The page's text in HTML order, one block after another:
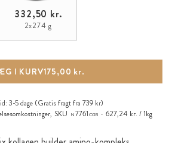
332,50 kr.
2x274 g
I KURV175,00 kr.
3-5 dage (Gratis fragt fra 739 kr)
, SKU N7761CGB 627,24 kr. / 1kg